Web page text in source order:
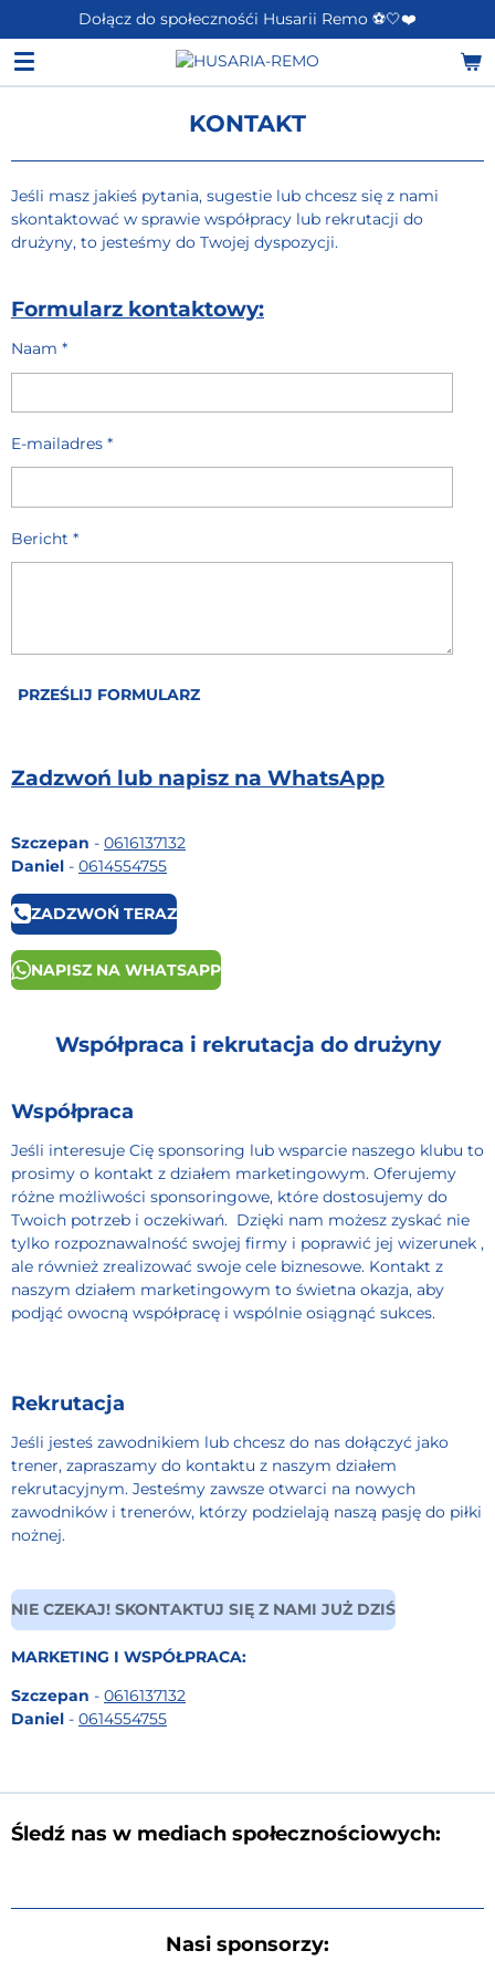
do
głównej
treści
Dołącz do społecznośći Husarii Remo ⚽️🤍❤️
KONTAKT
Jeśli masz jakieś pytania, sugestie lub chcesz się z nami
skontaktować w sprawie współpracy lub rekrutacji do
drużyny, to jesteśmy do Twojej dyspozycji.
Formularz kontaktowy:
Naam *
E-mailadres *
Bericht *
PRZEŚLIJ FORMULARZ
Zadzwoń lub napisz na WhatsApp
Szczepan - 0616137132
Daniel - 0614554755
ZADZWOŃ TERAZ
NAPISZ NA WHATSAPP
Współpraca i rekrutacja do drużyny
Współpraca
Jeśli interesuje Cię sponsoring lub wsparcie naszego klubu to
prosimy o kontakt z działem marketingowym. Oferujemy
różne możliwości sponsoringowe, które dostosujemy do
Twoich potrzeb i oczekiwań. Dzięki nam możesz zyskać nie
tylko rozpoznawalność swojej firmy i poprawić jej wizerunek ,
ale również zrealizować swoje cele biznesowe. Kontakt z
naszym działem marketingowym to świetna okazja, aby
podjąć owocną współpracę i wspólnie osiągnąć sukces.
Rekrutacja
Jeśli jesteś zawodnikiem lub chcesz do nas dołączyć jako
trener, zapraszamy do kontaktu z naszym działem
rekrutacyjnym. Jesteśmy zawsze otwarci na nowych
zawodników i trenerów, którzy podzielają naszą pasję do piłki
nożnej.
NIE CZEKAJ! SKONTAKTUJ SIĘ Z NAMI JUŻ DZIŚ
MARKETING I WSPÓŁPRACA:
Szczepan - 0616137132
Daniel - 0614554755
Śledź nas w mediach społecznościowych:
Nasi sponsorzy: